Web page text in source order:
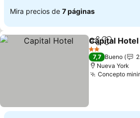
Mira precios de 7 páginas
Compartir
Agregar
Capital Hotel
2 Estrellas
7,7 Bueno
Nueva York
Concepto